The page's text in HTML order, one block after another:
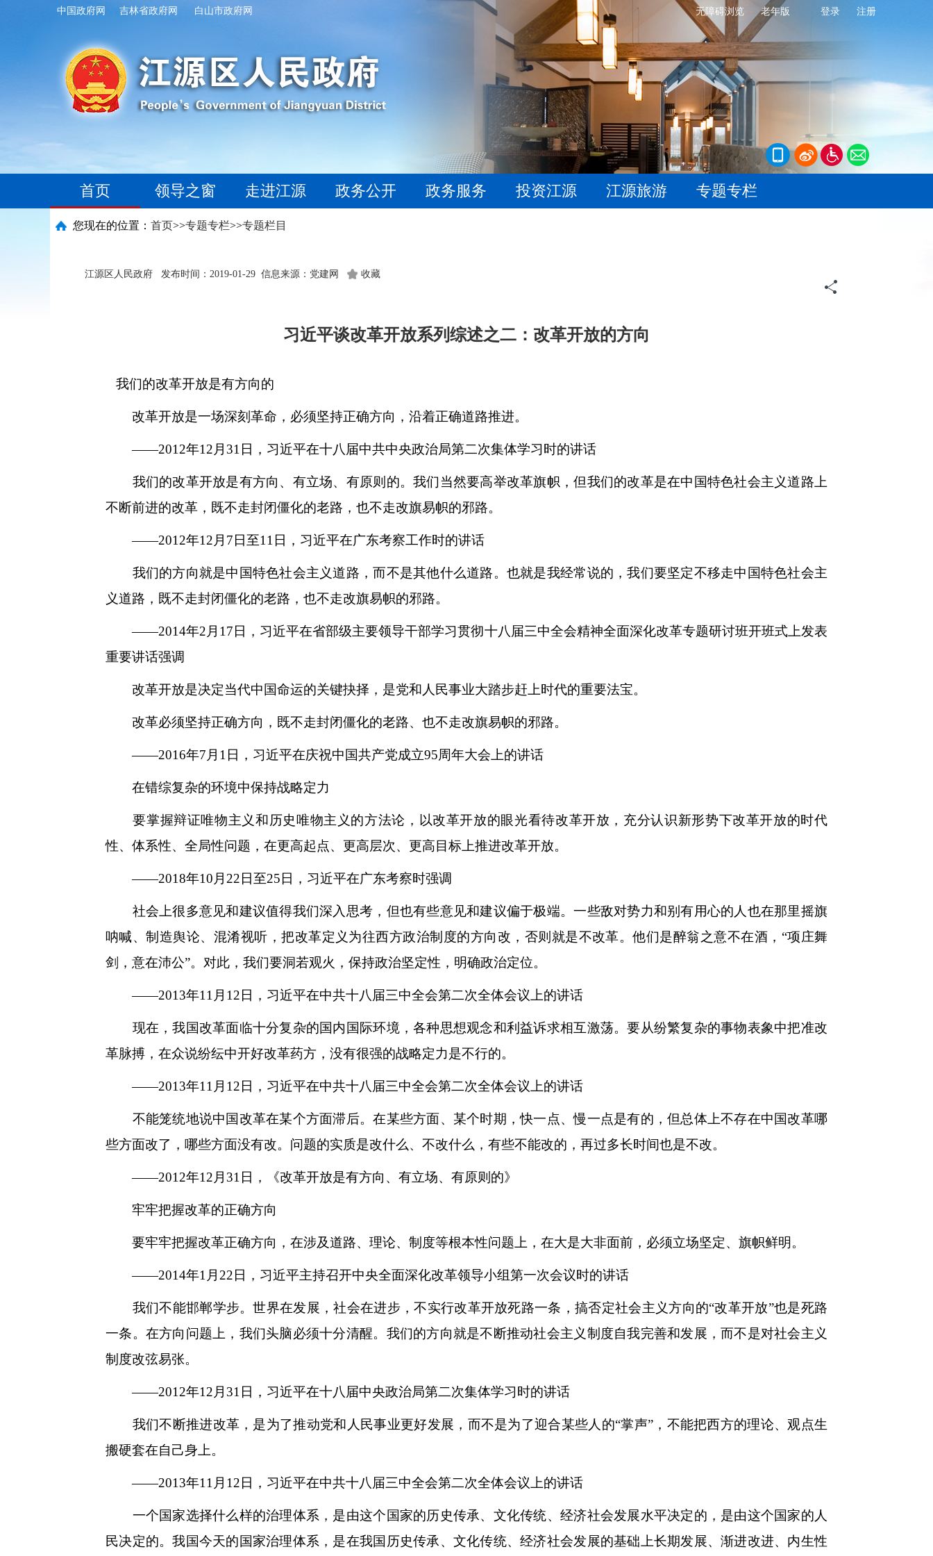
中国政府网 吉林省政府网 白山市政府网 无障碍浏览 老年版 登录 注册
首页 领导之窗 走进江源 政务公开 政务服务 投资江源 江源旅游 专题专栏
您现在的位置： 首页>>专题专栏>>专题栏目
江源区人民政府 发布时间：2019-01-29 信息来源：党建网 收藏
习近平谈改革开放系列综述之二：改革开放的方向
我们的改革开放是有方向的
改革开放是一场深刻革命，必须坚持正确方向，沿着正确道路推进。
——2012年12月31日，习近平在十八届中共中央政治局第二次集体学习时的讲话
我们的改革开放是有方向、有立场、有原则的。我们当然要高举改革旗帜，但我们的改革是在中国特色社会主义道路上
不断前进的改革，既不走封闭僵化的老路，也不走改旗易帜的邪路。
——2012年12月7日至11日，习近平在广东考察工作时的讲话
我们的方向就是中国特色社会主义道路，而不是其他什么道路。也就是我经常说的，我们要坚定不移走中国特色社会主
义道路，既不走封闭僵化的老路，也不走改旗易帜的邪路。
——2014年2月17日，习近平在省部级主要领导干部学习贯彻十八届三中全会精神全面深化改革专题研讨班开班式上发表
重要讲话强调
改革开放是决定当代中国命运的关键抉择，是党和人民事业大踏步赶上时代的重要法宝。
改革必须坚持正确方向，既不走封闭僵化的老路、也不走改旗易帜的邪路。
——2016年7月1日，习近平在庆祝中国共产党成立95周年大会上的讲话
在错综复杂的环境中保持战略定力
要掌握辩证唯物主义和历史唯物主义的方法论，以改革开放的眼光看待改革开放，充分认识新形势下改革开放的时代
性、体系性、全局性问题，在更高起点、更高层次、更高目标上推进改革开放。
——2018年10月22日至25日，习近平在广东考察时强调
社会上很多意见和建议值得我们深入思考，但也有些意见和建议偏于极端。一些敌对势力和别有用心的人也在那里摇旗
呐喊、制造舆论、混淆视听，把改革定义为往西方政治制度的方向改，否则就是不改革。他们是醉翁之意不在酒，“项庄舞
剑，意在沛公”。对此，我们要洞若观火，保持政治坚定性，明确政治定位。
——2013年11月12日，习近平在中共十八届三中全会第二次全体会议上的讲话
现在，我国改革面临十分复杂的国内国际环境，各种思想观念和利益诉求相互激荡。要从纷繁复杂的事物表象中把准改
革脉搏，在众说纷纭中开好改革药方，没有很强的战略定力是不行的。
——2013年11月12日，习近平在中共十八届三中全会第二次全体会议上的讲话
不能笼统地说中国改革在某个方面滞后。在某些方面、某个时期，快一点、慢一点是有的，但总体上不存在中国改革哪
些方面改了，哪些方面没有改。问题的实质是改什么、不改什么，有些不能改的，再过多长时间也是不改。
——2012年12月31日，《改革开放是有方向、有立场、有原则的》
牢牢把握改革的正确方向
要牢牢把握改革正确方向，在涉及道路、理论、制度等根本性问题上，在大是大非面前，必须立场坚定、旗帜鲜明。
——2014年1月22日，习近平主持召开中央全面深化改革领导小组第一次会议时的讲话
我们不能邯郸学步。世界在发展，社会在进步，不实行改革开放死路一条，搞否定社会主义方向的“改革开放”也是死路
一条。在方向问题上，我们头脑必须十分清醒。我们的方向就是不断推动社会主义制度自我完善和发展，而不是对社会主义
制度改弦易张。
——2012年12月31日，习近平在十八届中央政治局第二次集体学习时的讲话
我们不断推进改革，是为了推动党和人民事业更好发展，而不是为了迎合某些人的“掌声”，不能把西方的理论、观点生
搬硬套在自己身上。
——2013年11月12日，习近平在中共十八届三中全会第二次全体会议上的讲话
一个国家选择什么样的治理体系，是由这个国家的历史传承、文化传统、经济社会发展水平决定的，是由这个国家的人
民决定的。我国今天的国家治理体系，是在我国历史传承、文化传统、经济社会发展的基础上长期发展、渐进改进、内生性